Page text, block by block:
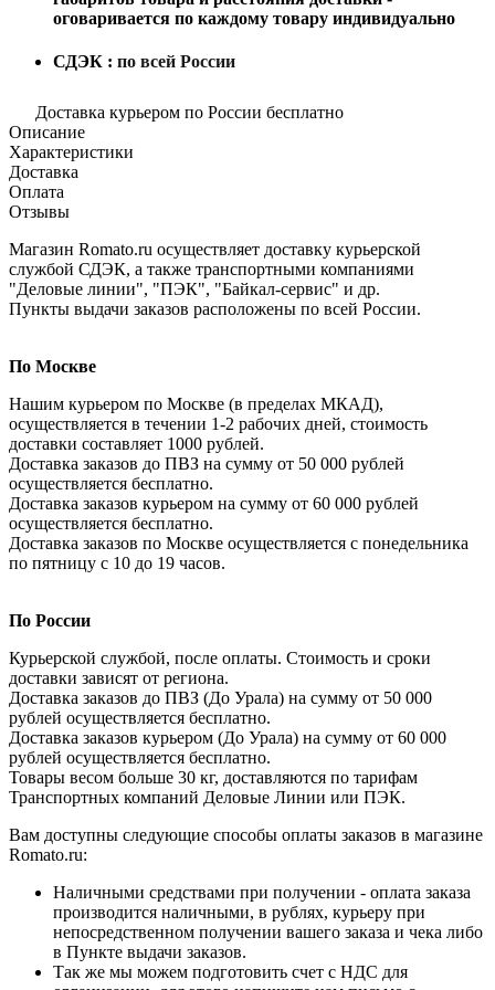
оговаривается по каждому товару индивидуально
СДЭК : по всей России
Доставка курьером по России бесплатно
Описание
Характеристики
Доставка
Оплата
Отзывы
Магазин Romato.ru осуществляет доставку курьерской
службой СДЭК, а также транспортными компаниями
"Деловые линии", "ПЭК", "Байкал-сервис" и др.
Пункты выдачи заказов расположены по всей России.
По Москве
Нашим курьером по Москве (в пределах МКАД),
осуществляется в течении 1-2 рабочих дней, стоимость
доставки составляет 1000 рублей.
Доставка заказов до ПВЗ на сумму от 50 000 рублей
осуществляется бесплатно.
Доставка заказов курьером на сумму от 60 000 рублей
осуществляется бесплатно.
Доставка заказов по Москве осуществляется с понедельника
по пятницу с 10 до 19 часов.
По России
Курьерской службой, после оплаты. Стоимость и сроки
доставки зависят от региона.
Доставка заказов до ПВЗ (До Урала) на сумму от 50 000
рублей осуществляется бесплатно.
Доставка заказов курьером (До Урала) на сумму от 60 000
рублей осуществляется бесплатно.
Товары весом больше 30 кг, доставляются по тарифам
Транспортных компаний Деловые Линии или ПЭК.
Вам доступны следующие способы оплаты заказов в магазине
Romato.ru:
Наличными средствами при получении - оплата заказа
производится наличными, в рублях, курьеру при
непосредственном получении вашего заказа и чека либо
в Пункте выдачи заказов.
Так же мы можем подготовить счет с НДС для